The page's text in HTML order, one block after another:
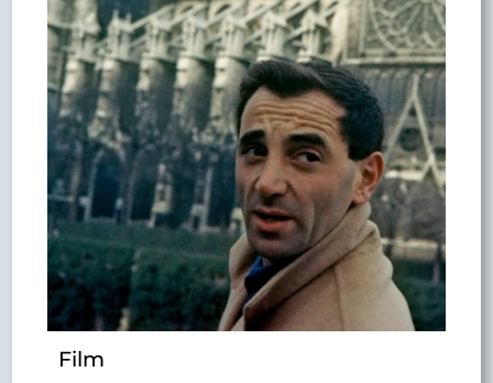
Film